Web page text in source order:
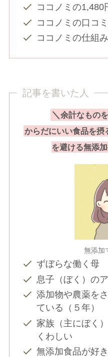
ココノミの1,480
ココノミの口コ
ココノミの仕組
記事を書いた人
＼余計なもの
からだにいい食品を摂
を避ける無添
無添加
ずぼらな働く母
息子（ぼく）の
添加物や農薬を
ている（５年）
家族（主にぼく
くわしい
無添加食品が好き